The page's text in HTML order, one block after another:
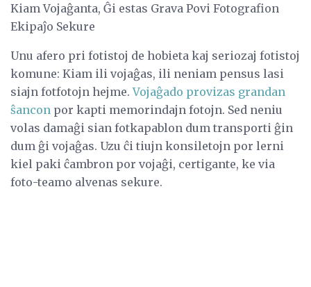
Kiam Vojaĝanta, Ĝi estas Grava Povi Fotografion
Ekipaĵo Sekure
Unu afero pri fotistoj de hobieta kaj seriozaj fotistoj
komune: Kiam ili vojaĝas, ili neniam pensus lasi
siajn fotfotojn hejme.Vojaĝado provizas grandan
ŝancon por kapti memorindajn fotojn. Sed neniu
volas damaĝi sian fotkapablon dum transporti ĝin
dum ĝi vojaĝas. Uzu ĉi tiujn konsiletojn por lerni
kiel paki ĉambron por vojaĝi, certigante, ke via
foto-teamo alvenas sekure.